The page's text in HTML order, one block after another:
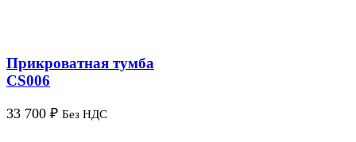
Прикроватная тумба
CS006
33 700 ₽ Без НДС